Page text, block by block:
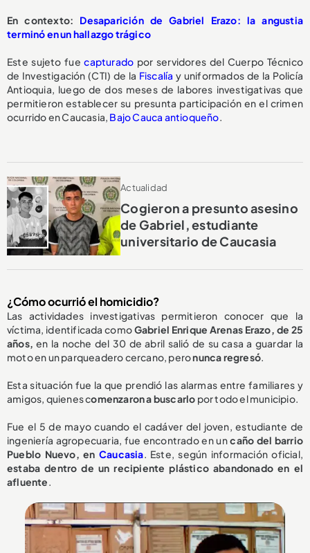
En contexto: Desaparición de Gabriel Erazo: la angustia
terminó en un hallazgo trágico
Este sujeto fuecapturado por servidores del Cuerpo Técnico
de Investigación (CTI) de la Fiscalía y uniformados de la Policía
Antioquia, luego de dos meses de labores investigativas que
permitieron establecer su presunta participación en el crimen
ocurrido en Caucasia, Bajo Cauca antioqueño.
Actualidad
Cogieron a presunto asesino
de Gabriel, estudiante
universitario de Caucasia
¿Cómo ocurrió el homicidio?
Las actividades investigativas permitieron conocer que la
víctima, identificada comoGabriel Enrique Arenas Erazo, de 25
años, en la noche del 30 de abril salió de su casa a guardar la
moto en un parqueadero cercano, peronunca regresó.
Esta situación fue la que prendió las alarmas entre familiares y
amigos, quienes comenzaron a buscarlo por todo el municipio.
Fue el 5 de mayo cuando el cadáver del joven, estudiante de
ingeniería agropecuaria, fue encontrado en uncaño del barrio
Pueblo Nuevo, en Caucasia. Este, según información oficial,
estaba dentro de un recipiente plástico abandonado en el
afluente.